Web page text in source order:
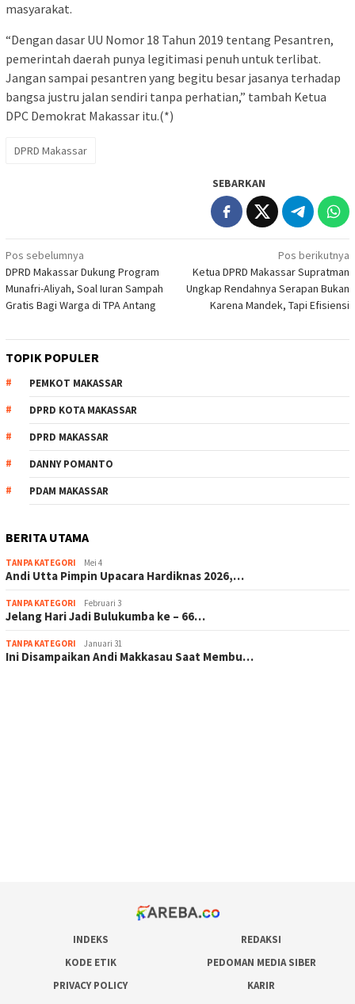
masyarakat.
“Dengan dasar UU Nomor 18 Tahun 2019 tentang Pesantren,
pemerintah daerah punya legitimasi penuh untuk terlibat.
Jangan sampai pesantren yang begitu besar jasanya terhadap
bangsa justru jalan sendiri tanpa perhatian,” tambah Ketua
DPC Demokrat Makassar itu.(*)
DPRD Makassar
SEBARKAN
Navigasi
pos
Pos sebelumnya
DPRD Makassar Dukung Program
Munafri-Aliyah, Soal Iuran Sampah
Gratis Bagi Warga di TPA Antang
Pos berikutnya
Ketua DPRD Makassar Supratman
Ungkap Rendahnya Serapan Bukan
Karena Mandek, Tapi Efisiensi
TOPIK POPULER
PEMKOT MAKASSAR
DPRD KOTA MAKASSAR
DPRD MAKASSAR
DANNY POMANTO
PDAM MAKASSAR
BERITA UTAMA
TANPA KATEGORI Mei 4
Andi Utta Pimpin Upacara Hardiknas 2026,…
TANPA KATEGORI Februari 3
Jelang Hari Jadi Bulukumba ke – 66…
TANPA KATEGORI Januari 31
Ini Disampaikan Andi Makkasau Saat Membu…
INDEKS
REDAKSI
KODE ETIK
PEDOMAN MEDIA SIBER
PRIVACY POLICY
KARIR